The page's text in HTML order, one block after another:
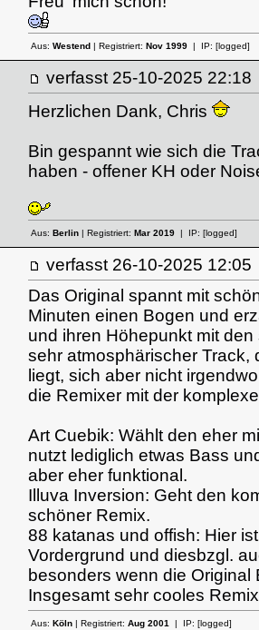
Aus: Westend| Registriert: Nov 1999| IP: [logged]
verfasst 25-10-2025
Herzlichen Dank, Chris
Bin gespannt wie sich die
haben - offener KH oder
Aus: Berlin| Registriert: Mar 2019| IP: [logged]
verfasst 26-10-2025
Das Original spannt mit
Minuten einen Bogen und
und ihren Höhepunkt mit
sehr atmosphärischer Track,
liegt, sich aber nicht
die Remixer mit der
Art Cuebik: Wählt den eher
nutzt lediglich etwas Bass
aber eher funktional.
Illuva Inversion: Geht den
schöner Remix.
88 katanas und offish: Hier
Vordergrund und diesbzgl.
besonders wenn die Original
Insgesamt sehr cooles
Aus: Köln| Registriert: Aug 2001| IP: [logged]